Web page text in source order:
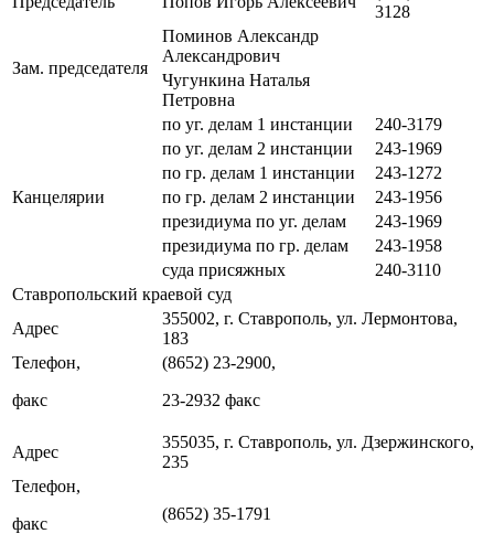
3128
Зам. председателя
Поминов Александр
Александрович
Чугункина Наталья
Петровна
Канцелярии
по уг. делам 1 инстанции
240-3179
по уг. делам 2 инстанции
243-1969
по гр. делам 1 инстанции
243-1272
по гр. делам 2 инстанции
243-1956
президиума по уг. делам
243-1969
президиума по гр. делам
243-1958
суда присяжных
240-3110
Ставропольский краевой суд
Адрес
355002, г. Ставрополь, ул. Лермонтова,
183
Телефон,
факс
(8652) 23-2900,
23-2932 факс
Адрес
355035, г. Ставрополь, ул. Дзержинского,
235
Телефон,
факс
(8652) 35-1791